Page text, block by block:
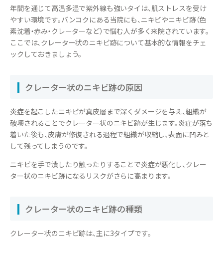
年間を通じて高温多湿で紫外線も強いタイは、肌ストレスを受け
やすい環境です。バンコクにある当院にも、ニキビやニキビ跡（色
素沈着・赤み・クレーターなど）で悩む人が多く来院されています。
ここでは、クレーター状のニキビ跡について基本的な情報をチェ
ックしておきましょう。
クレーター状のニキビ跡の原因
炎症を起こしたニキビが真皮層まで深くダメージを与え、組織が
破壊されることでクレーター状のニキビ跡が生じます。炎症が落ち
着いた後も、皮膚が修復される過程で組織が収縮し、表面に凹みと
して残ってしまうのです。
ニキビを手で潰したり触ったりすることで炎症が悪化し、クレー
ター状のニキビ跡になるリスクがさらに高まります。
クレーター状のニキビ跡の種類
クレーター状のニキビ跡は、主に3タイプです。